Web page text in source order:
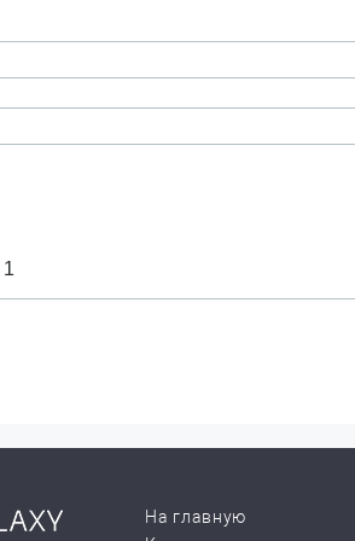
На главную